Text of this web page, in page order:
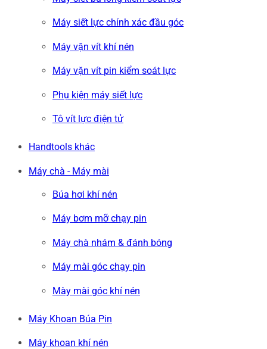
Máy siết lực chính xác đầu góc
Máy vặn vít khí nén
Máy vặn vít pin kiểm soát lực
Phụ kiện máy siết lực
Tô vít lực điện tử
Handtools khác
Máy chà - Máy mài
Búa hơi khí nén
Máy bơm mỡ chạy pin
Máy chà nhám & đánh bóng
Máy mài góc chạy pin
Mày mài góc khí nén
Máy Khoan Búa Pin
Máy khoan khí nén